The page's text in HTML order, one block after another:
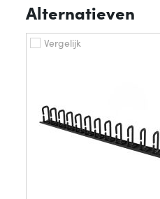
Alternatieven
Vergelijk